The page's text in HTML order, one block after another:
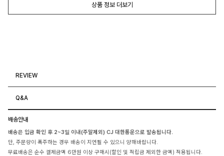
상품 정보 더보기
REVIEW
Q&A
배송안내
배송은 입금 확인 후 2~3일 이내(주말제외) CJ 대한통운으로 발송됩니다.
단, 주문량이 폭주하는 경우 배송이 지연될 수 있으니 양해바랍니다.
무료배송은 순수 결제금액 6만원 이상 구매시(할인 및 적립금 제외한 금액) 적용됩니다.